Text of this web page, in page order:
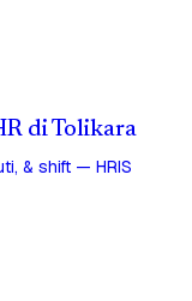
di Tolikara
& shift — HRIS